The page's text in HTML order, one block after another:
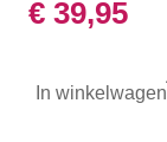
€ 39,95
In winkelwagen